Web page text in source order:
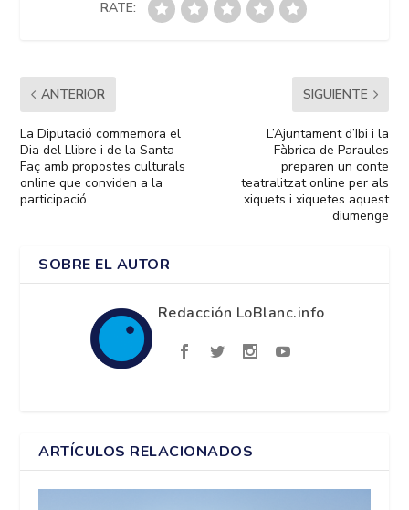
RATE:
ANTERIOR
La Diputació commemora el
Dia del Llibre i de la Santa
Faç amb propostes culturals
online que conviden a la
participació
SIGUIENTE
L’Ajuntament d’Ibi i la
Fàbrica de Paraules
preparen un conte
teatralitzat online per als
xiquets i xiquetes aquest
diumenge
SOBRE EL AUTOR
Redacción LoBlanc.info
ARTÍCULOS RELACIONADOS